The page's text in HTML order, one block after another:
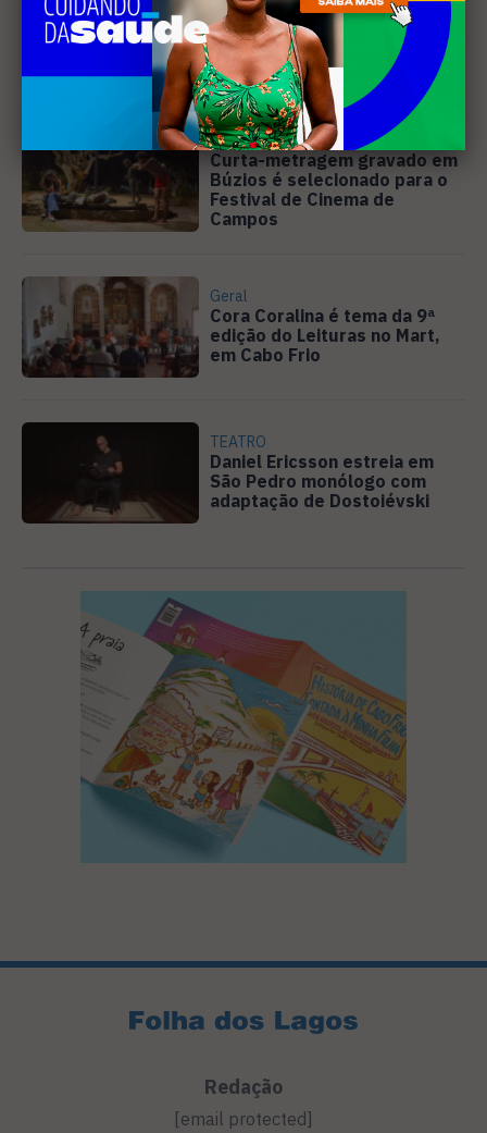
EVENTOS
Cabo Frio recebe 20ª edição
do Diveneta Moto Fest neste
fim de semana
CINEMA
Curta-metragem gravado em
Búzios é selecionado para o
Festival de Cinema de
Campos
Geral
Cora Coralina é tema da 9ª
edição do Leituras no Mart,
em Cabo Frio
TEATRO
Daniel Ericsson estreia em
São Pedro monólogo com
adaptação de Dostoiévski
Redação
[email protected]